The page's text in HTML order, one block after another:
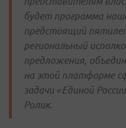
будет программа
предстоящий
региональный
предложения,
на этой платформе
задачи «Единой
Ролик.